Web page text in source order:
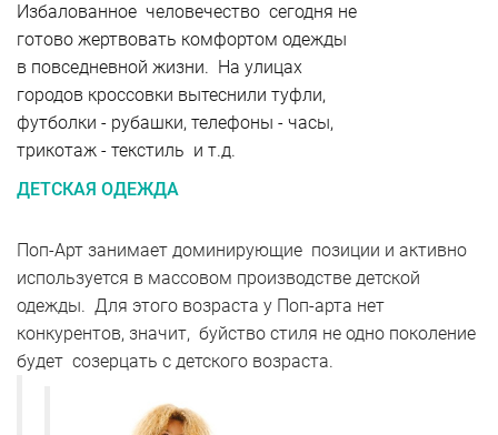
Избалованное человечество сегодня не
готово жертвовать комфортом одежды
в повседневной жизни. На улицах
городов кроссовки вытеснили туфли,
футболки - рубашки, телефоны - часы,
трикотаж - текстиль и т.д.
ДЕТСКАЯ ОДЕЖДА
Поп-Арт занимает доминирующие позиции и активно
используется в массовом производстве детской
одежды. Для этого возраста у Поп-арта нет
конкурентов, значит, буйство стиля не одно поколение
будет созерцать с детского возраста.